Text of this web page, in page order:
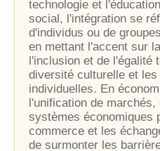
technologie et
social, l'intégration se
d'individus ou de
en mettant l'accent sur
l'inclusion et de l'égalité
diversité culturelle et les
individuelles. En
l'unification de marchés,
systèmes économiques
commerce et les
de surmonter les